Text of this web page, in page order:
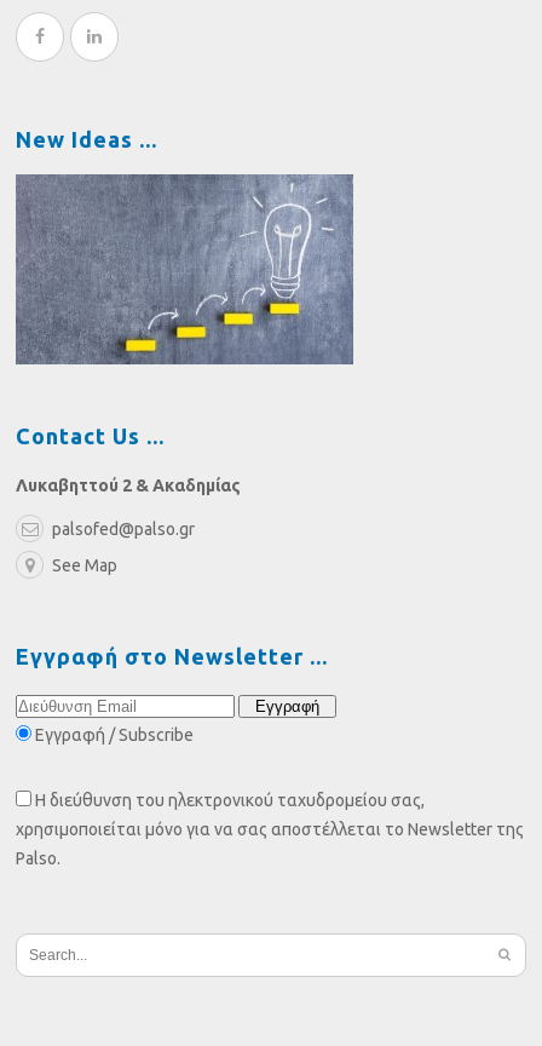
New Ideas
Contact Us
Λυκαβηττού 2 & Ακαδημίας
palsofed@palso.gr
See Map
Εγγραφή στο Newsletter
Εγγραφή / Subscribe
Η διεύθυνση του ηλεκτρονικού ταχυδρομείου σας,
χρησιμοποιείται μόνο για να σας αποστέλλεται το Newsletter της
Palso.